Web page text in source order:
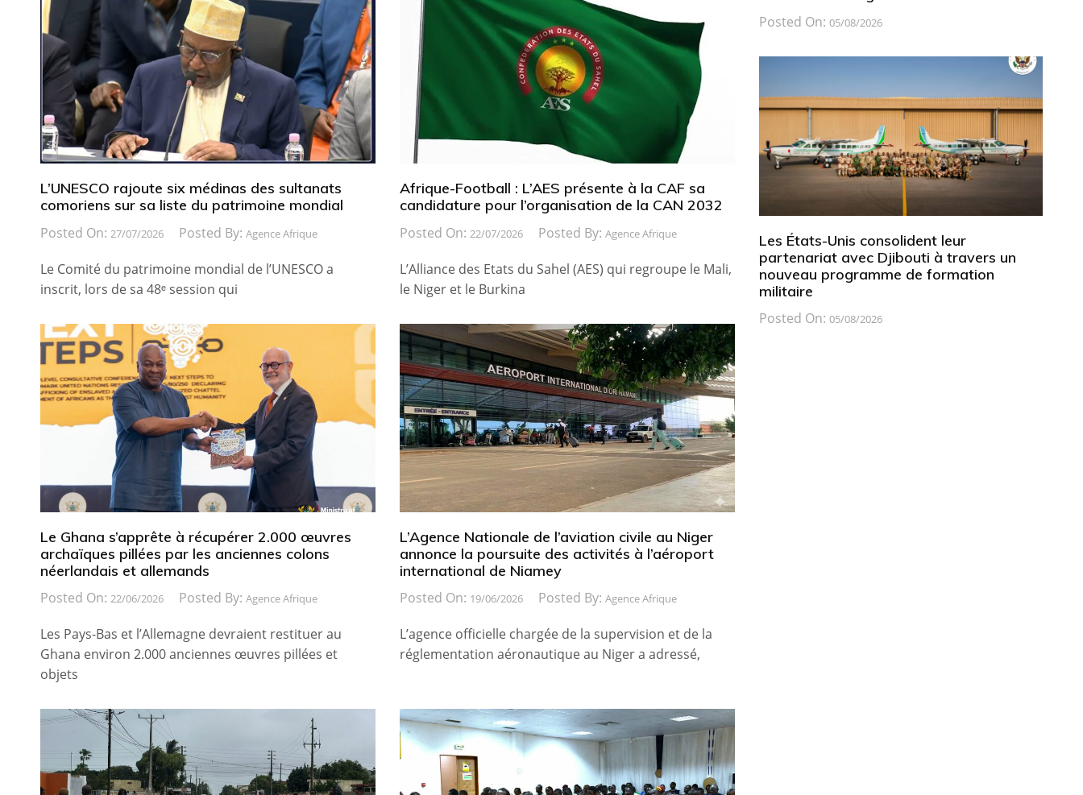
L’UNESCO rajoute six médinas des sultanats
comoriens sur sa liste du patrimoine mondial
Posted On: 27/07/2026 Posted By: Agence Afrique
Le Comité du patrimoine mondial de l’UNESCO a
inscrit, lors de sa 48ᵉ session qui
Afrique-Football : L’AES présente à la CAF sa
candidature pour l’organisation de la CAN 2032
Posted On: 22/07/2026 Posted By: Agence Afrique
L’Alliance des Etats du Sahel (AES) qui regroupe le Mali,
le Niger et le Burkina
Le Ghana s’apprête à récupérer 2.000 œuvres
archaïques pillées par les anciennes colons
néerlandais et allemands
Posted On: 22/06/2026 Posted By: Agence Afrique
Les Pays-Bas et l’Allemagne devraient restituer au
Ghana environ 2.000 anciennes œuvres pillées et
objets
L’Agence Nationale de l’aviation civile au Niger
annonce la poursuite des activités à l’aéroport
international de Niamey
Posted On: 19/06/2026 Posted By: Agence Afrique
L’agence officielle chargée de la supervision et de la
réglementation aéronautique au Niger a adressé,
Posted On: 05/08/2026
Les États-Unis consolident leur
partenariat avec Djibouti à travers un
nouveau programme de formation
militaire
Posted On: 05/08/2026